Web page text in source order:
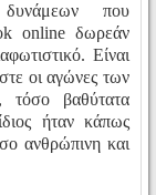
που
online δωρεάν
Είναι
οι αγώνες των
τόσο βαθύτατα
ήταν κάπως
ανθρώπινη και